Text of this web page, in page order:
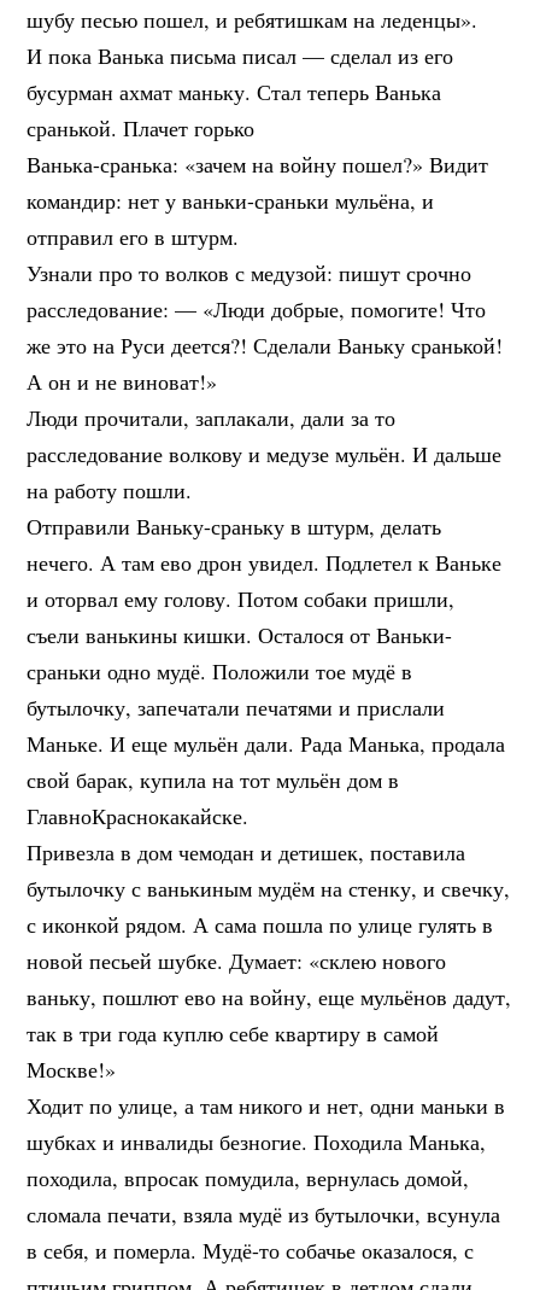
шубу песью пошел, и ребятишкам на леденцы».
И пока Ванька письма писал — сделал из его
бусурман ахмат маньку. Стал теперь Ванька
сранькой. Плачет горько
Ванька-сранька: «зачем на войну пошел?» Видит
командир: нет у ваньки-сраньки мульёна, и
отправил его в штурм.
Узнали про то волков с медузой: пишут срочно
расследование: — «Люди добрые, помогите! Что
же это на Руси деется?! Сделали Ваньку сранькой!
А он и не виноват!»
Люди прочитали, заплакали, дали за то
расследование волкову и медузе мульён. И дальше
на работу пошли.
Отправили Ваньку-сраньку в штурм, делать
нечего. А там ево дрон увидел. Подлетел к Ваньке
и оторвал ему голову. Потом собаки пришли,
съели ванькины кишки. Осталося от Ваньки-
сраньки одно мудё. Положили тое мудё в
бутылочку, запечатали печатями и прислали
Маньке. И еще мульён дали. Рада Манька, продала
свой барак, купила на тот мульён дом в
ГлавноКраснокакайске.
Привезла в дом чемодан и детишек, поставила
бутылочку с ванькиным мудём на стенку, и свечку,
с иконкой рядом. А сама пошла по улице гулять в
новой песьей шубке. Думает: «склею нового
ваньку, пошлют ево на войну, еще мульёнов дадут,
так в три года куплю себе квартиру в самой
Москве!»
Ходит по улице, а там никого и нет, одни маньки в
шубках и инвалиды безногие. Походила Манька,
походила, впросак помудила, вернулась домой,
сломала печати, взяла мудё из бутылочки, всунула
в себя, и померла. Мудё-то собачье оказалося, с